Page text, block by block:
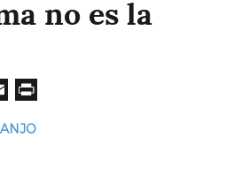
no es la